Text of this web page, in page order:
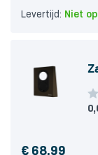
Levertijd: Niet
€ 68,99